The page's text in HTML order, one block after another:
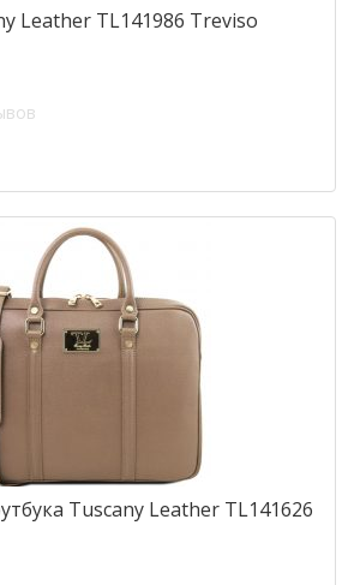
Leather TL141986 Treviso
Tuscany Leather TL141626